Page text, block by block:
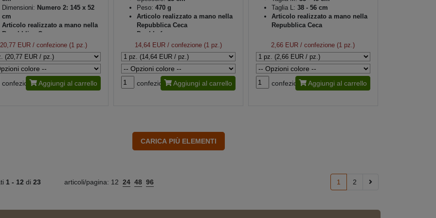
Dimensioni: Numero 2: 145 x 52
cm
Articolo realizzato a mano nella
Repubblica Ceca
Confezione regalo
20,77 EUR/ confezione (1 pz.)
confezione Aggiungi al carrello
Peso: 470 g
Articolo realizzato a mano nella
Repubblica Ceca
Double-face
14,64 EUR/ confezione (1 pz.)
confezione Aggiungi al carrello
Taglia L: 38 - 56 cm
Articolo realizzato a mano nella
Repubblica Ceca
2,66 EUR / confezione (1 pz.)
confezione Aggiungi al carrello
1 - 12 di 23 articoli/pagina: 12 24 48 96 1 2